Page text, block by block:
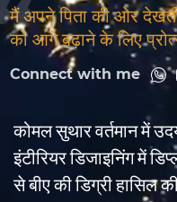
मैं अपने पिता की ओर
को आगे बढ़ाने के लिए
Connect with me
कोमल सुथार वर्तमान में
इंटीरियर डिजाइनिंग में
से बीए की डिग्री हासिल